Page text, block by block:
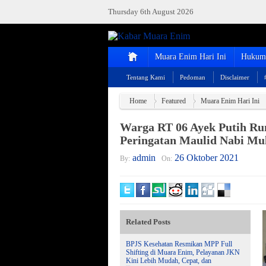
Thursday 6th August 2026
Muara Enim Hari Ini
Tentang Kami Pedoman Disclaimer
Home Featured Muara Enim Hari Ini
Warga RT 06 Ayek Putih
Peringatan Maulid Nabi
By: admin On: 26 Oktober 2021
Related Posts
BPJS Kesehatan Resmikan MPP Full
Shifting di Muara Enim, Pelayanan JKN
Kini Lebih Mudah, Cepat, dan